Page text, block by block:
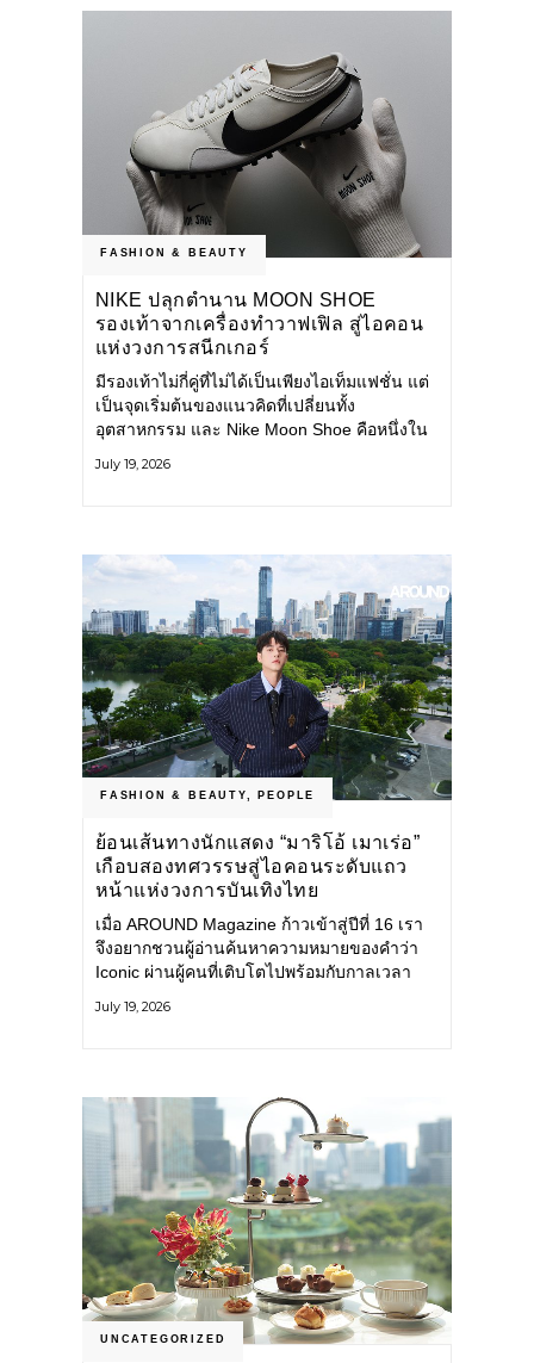
FASHION & BEAUTY
NIKE ปลุกตำนาน MOON SHOE
รองเท้าจากเครื่องทำวาฟเฟิล สู่ไอคอน
แห่งวงการสนีกเกอร์
มีรองเท้าไม่กี่คู่ที่ไม่ได้เป็นเพียงไอเท็มแฟชั่น แต่
เป็นจุดเริ่มต้นของแนวคิดที่เปลี่ยนทั้ง
อุตสาหกรรม และ Nike Moon Shoe คือหนึ่งใน
ศตวรรษก่อน กำลังกลับมาอีกครั้ง พร้อมพาเรื่อง
July 19, 2026
FASHION & BEAUTY, PEOPLE
ย้อนเส้นทางนักแสดง “มาริโอ้ เมาเร่อ”
เกือบสองทศวรรษสู่ไอคอนระดับแถว
หน้าแห่งวงการบันเทิงไทย
เมื่อ AROUND Magazine ก้าวเข้าสู่ปีที่ 16 เรา
จึงอยากชวนผู้อ่านค้นหาความหมายของคำว่า
Iconic ผ่านผู้คนที่เติบโตไปพร้อมกับกาลเวลา
คือ มาริโอ้ เมาเร่อ
July 19, 2026
UNCATEGORIZED